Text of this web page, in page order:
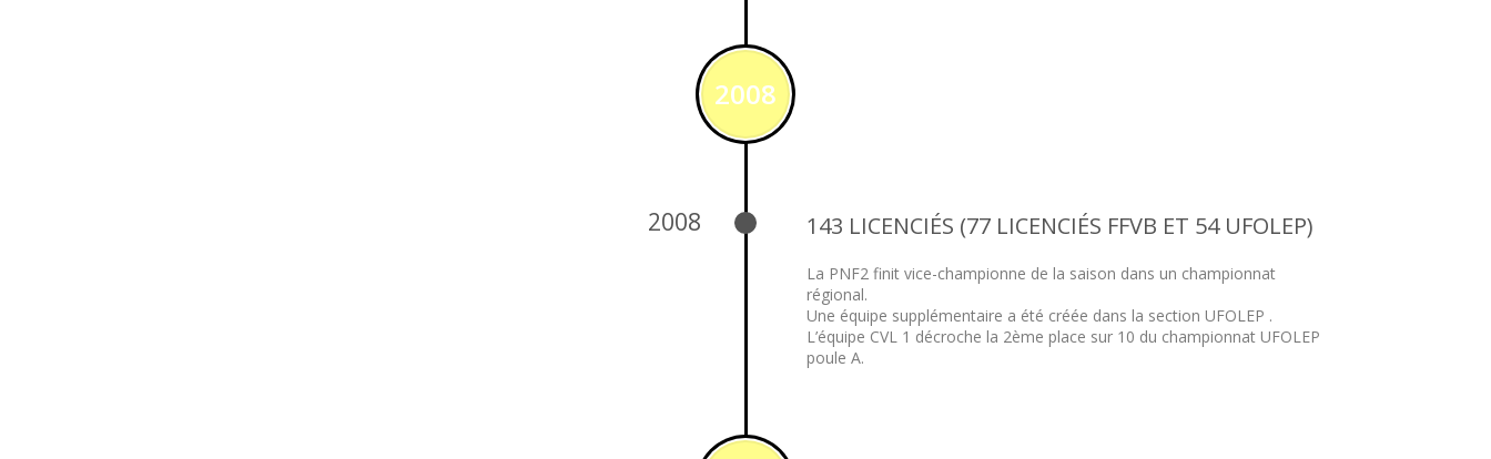
2008
2008 143 LICENCIÉS (77 LICENCIÉS FFVB ET 54 UFOLEP)
La PNF2 finit vice-championne de la saison dans un championnat
régional.
Une équipe supplémentaire a été créée dans la section UFOLEP .
L’équipe CVL 1 décroche la 2ème place sur 10 du championnat UFOLEP
poule A.